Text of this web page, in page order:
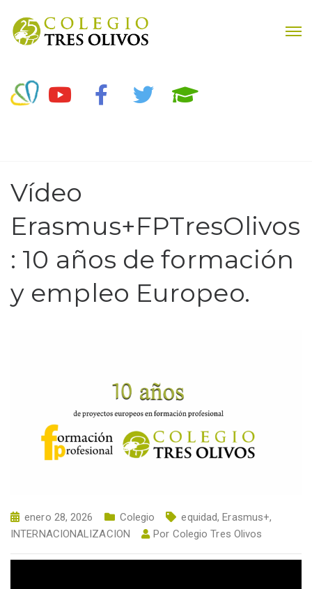
Vídeo
Erasmus+FPTresOlivos
: 10 años de formación
y empleo Europeo.
enero 28, 2026 Colegio equidad,Erasmus+,
INTERNACIONALIZACION
Por Colegio Tres Olivos